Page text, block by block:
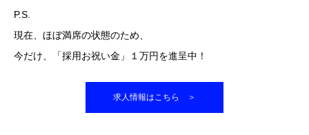
P.S.
現在、ほぼ満席の状態のため、
今だけ、「採用お祝い金」１万円を進呈中！
求人情報はこちら ＞